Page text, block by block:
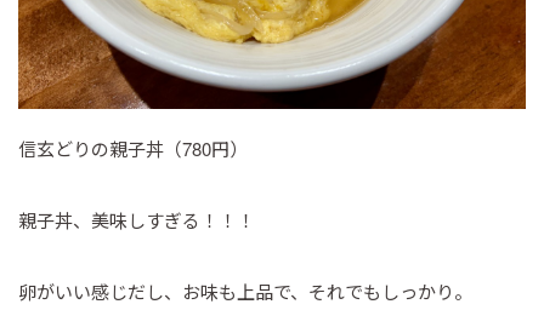
信玄どりの親子丼（780円）
親子丼、美味しすぎる！！！
卵がいい感じだし、お味も上品で、それでもしっかり。